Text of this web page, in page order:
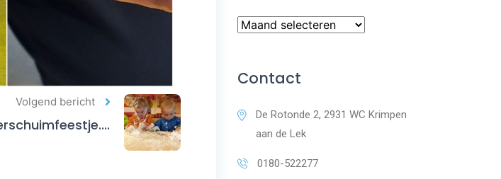
Volgend bericht
Contact
De Rotonde 2, 2931 WC Krimpen
aan de Lek
0180-522277